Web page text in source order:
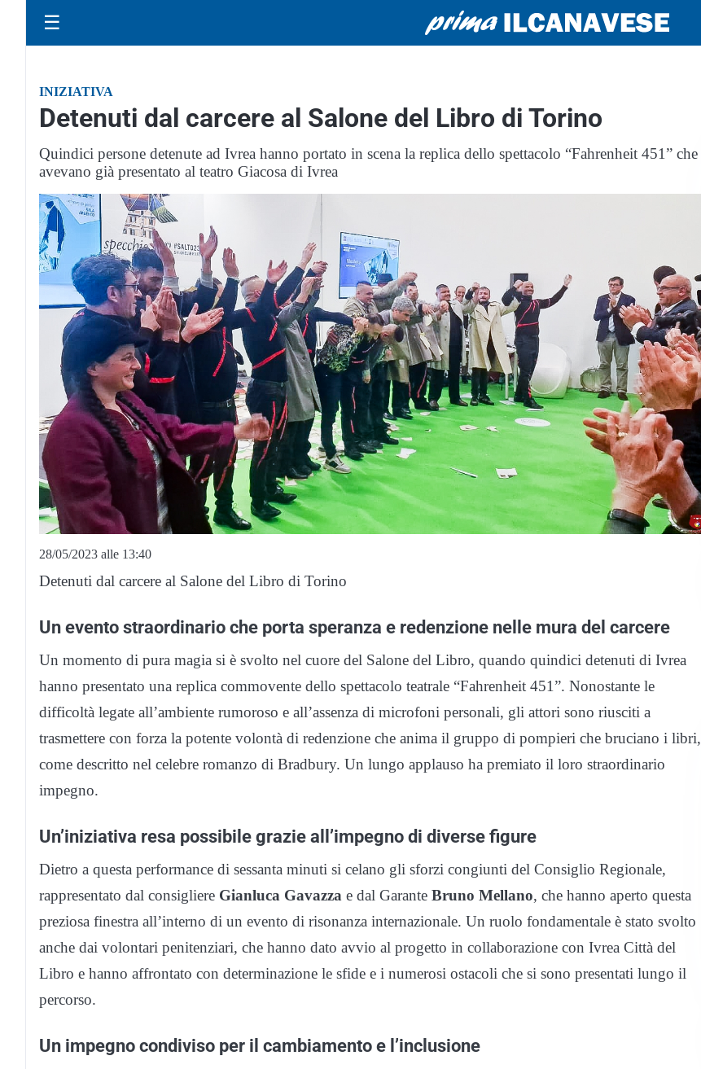
☰
INIZIATIVA
Detenuti dal carcere al Salone del Libro di Torino
Quindici persone detenute ad Ivrea hanno portato in scena la replica dello spettacolo “Fahrenheit 451” che
avevano già presentato al teatro Giacosa di Ivrea
28/05/2023 alle 13:40
Detenuti dal carcere al Salone del Libro di Torino
Un evento straordinario che porta speranza e redenzione nelle mura del carcere
Un momento di pura magia si è svolto nel cuore del Salone del Libro, quando quindici detenuti di Ivrea
hanno presentato una replica commovente dello spettacolo teatrale “Fahrenheit 451”. Nonostante le
difficoltà legate all’ambiente rumoroso e all’assenza di microfoni personali, gli attori sono riusciti a
trasmettere con forza la potente volontà di redenzione che anima il gruppo di pompieri che bruciano i libri,
come descritto nel celebre romanzo di Bradbury. Un lungo applauso ha premiato il loro straordinario
impegno.
Un’iniziativa resa possibile grazie all’impegno di diverse figure
Dietro a questa performance di sessanta minuti si celano gli sforzi congiunti del Consiglio Regionale,
rappresentato dal consigliere Gianluca Gavazza e dal Garante Bruno Mellano, che hanno aperto questa
preziosa finestra all’interno di un evento di risonanza internazionale. Un ruolo fondamentale è stato svolto
anche dai volontari penitenziari, che hanno dato avvio al progetto in collaborazione con Ivrea Città del
Libro e hanno affrontato con determinazione le sfide e i numerosi ostacoli che si sono presentati lungo il
percorso.
Un impegno condiviso per il cambiamento e l’inclusione